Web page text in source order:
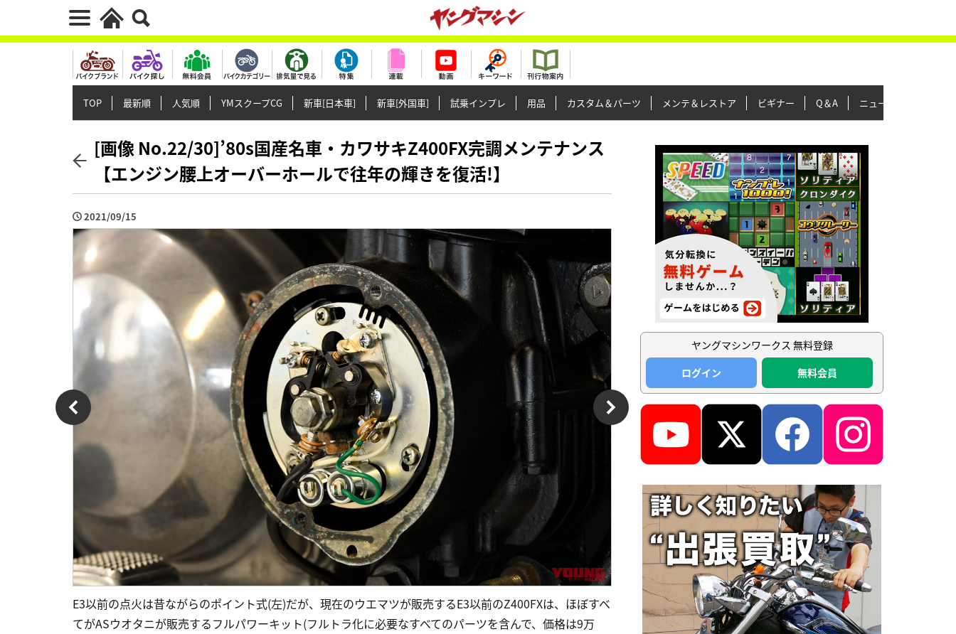
TOP 最新順 人気順 YMスクープCG 新車[日本車] 新車[外国車] 試乗インプレ 用品 カスタム＆パーツ メンテ＆レストア ビギナー Q＆A ニュース＆トピックス
[画像 No.22/30]’80s国産名車・カワサキZ400FX完調メンテナンス
【エンジン腰上オーバーホールで往年の輝きを復活!】
2021/09/15
E3以前の点火は昔ながらのポイント式(左)だが、現在のウエマツが販売するE3以前のZ400FXは、ほぼすべ
てがASウオタニが販売するフルパワーキット(フルトラ化に必要なすべてのパーツを含んで、価格は9万
ヤングマシンワークス 無料登録
ログイン
無料会員